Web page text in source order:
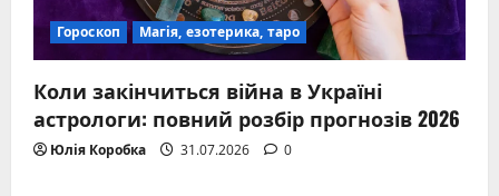
Гороскоп Магія, езотерика, таро
Коли закінчиться війна в Україні
астрологи: повний розбір прогнозів 2026
Юлія Коробка 31.07.2026 0